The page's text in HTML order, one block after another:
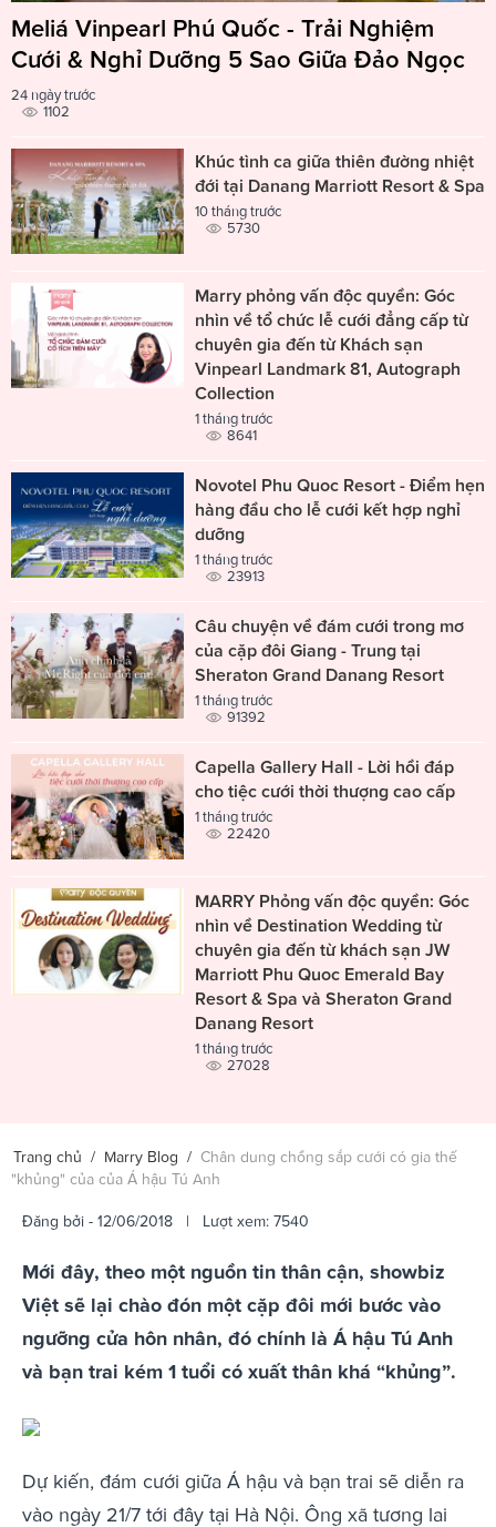
Meliá Vinpearl Phú Quốc - Trải Nghiệm
Cưới & Nghỉ Dưỡng 5 Sao Giữa Đảo Ngọc
24 ngày trước
1102
Khúc tình ca giữa thiên đường nhiệt
đới tại Danang Marriott Resort & Spa
10 tháng trước
5730
Marry phỏng vấn độc quyền: Góc
nhìn về tổ chức lễ cưới đẳng cấp từ
chuyên gia đến từ Khách sạn
Vinpearl Landmark 81, Autograph
Collection
1 tháng trước
8641
Novotel Phu Quoc Resort - Điểm hẹn
hàng đầu cho lễ cưới kết hợp nghỉ
dưỡng
1 tháng trước
23913
Câu chuyện về đám cưới trong mơ
của cặp đôi Giang - Trung tại
Sheraton Grand Danang Resort
1 tháng trước
91392
Capella Gallery Hall - Lời hồi đáp
cho tiệc cưới thời thượng cao cấp
1 tháng trước
22420
MARRY Phỏng vấn độc quyền: Góc
nhìn về Destination Wedding từ
chuyên gia đến từ khách sạn JW
Marriott Phu Quoc Emerald Bay
Resort & Spa và Sheraton Grand
Danang Resort
1 tháng trước
27028
Trang chủ / Marry Blog / Chân dung chồng sắp cưới có gia thế
"khủng" của của Á hậu Tú Anh
Đăng bởi - 12/06/2018 | Lượt xem: 7540
Mới đây, theo một nguồn tin thân cận, showbiz
Việt sẽ lại chào đón một cặp đôi mới bước vào
ngưỡng cửa hôn nhân, đó chính là Á hậu Tú Anh
và bạn trai kém 1 tuổi có xuất thân khá “khủng”.
Dự kiến, đám cưới giữa Á hậu và bạn trai sẽ diễn ra
vào ngày 21/7 tới đây tại Hà Nội. Ông xã tương lai